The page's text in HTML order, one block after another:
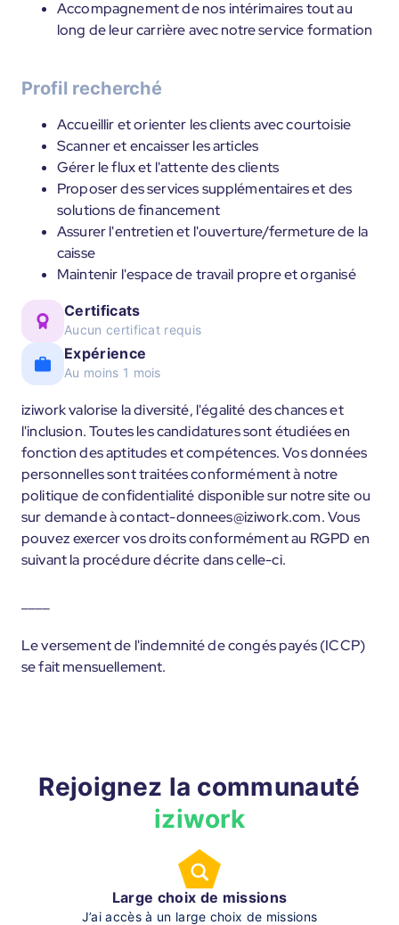
Accompagnement de nos intérimaires tout au
long de leur carrière avec notre service formation
Profil recherché
Accueillir et orienter les clients avec courtoisie
Scanner et encaisser les articles
Gérer le flux et l'attente des clients
Proposer des services supplémentaires et des
solutions de financement
Assurer l'entretien et l'ouverture/fermeture de la
caisse
Maintenir l'espace de travail propre et organisé
Certificats
Aucun certificat requis
Expérience
Au moins 1 mois
iziwork valorise la diversité, l'égalité des chances et
l'inclusion. Toutes les candidatures sont étudiées en
fonction des aptitudes et compétences. Vos données
personnelles sont traitées conformément à notre
politique de confidentialité disponible sur notre site ou
sur demande à contact-donnees@iziwork.com. Vous
pouvez exercer vos droits conformément au RGPD en
suivant la procédure décrite dans celle-ci.
Le versement de l'indemnité de congés payés (ICCP)
se fait mensuellement.
Rejoignez la communauté
iziwork
Large choix de missions
J’ai accès à un large choix de missions